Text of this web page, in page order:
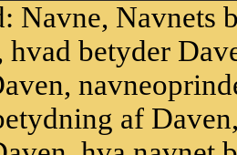
Navne, Navnets
hvad betyder
af